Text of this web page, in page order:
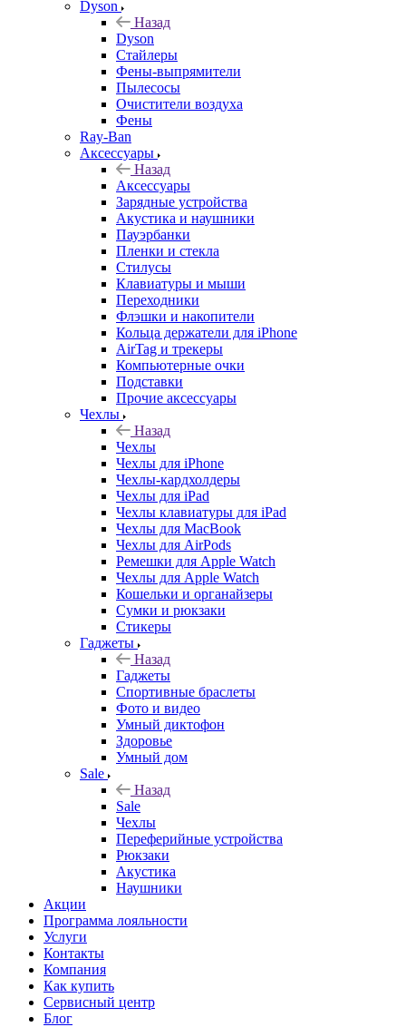
Dyson
Назад
Dyson
Стайлеры
Фены-выпрямители
Пылесосы
Очистители воздуха
Фены
Ray-Ban
Аксессуары
Назад
Аксессуары
Зарядные устройства
Акустика и наушники
Пауэрбанки
Пленки и стекла
Стилусы
Клавиатуры и мыши
Переходники
Флэшки и накопители
Кольца держатели для iPhone
AirTag и трекеры
Компьютерные очки
Подставки
Прочие аксессуары
Чехлы
Назад
Чехлы
Чехлы для iPhone
Чехлы-кардхолдеры
Чехлы для iPad
Чехлы клавиатуры для iPad
Чехлы для MacBook
Чехлы для AirPods
Ремешки для Apple Watch
Чехлы для Apple Watch
Кошельки и органайзеры
Сумки и рюкзаки
Стикеры
Гаджеты
Назад
Гаджеты
Спортивные браслеты
Фото и видео
Умный диктофон
Здоровье
Умный дом
Sale
Назад
Sale
Чехлы
Переферийные устройства
Рюкзаки
Акустика
Наушники
Акции
Программа лояльности
Услуги
Контакты
Компания
Как купить
Сервисный центр
Блог